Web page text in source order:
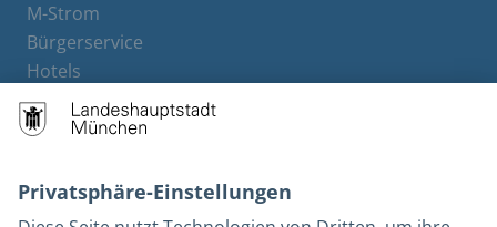
M-Strom
Bürgerservice
Hotels
Barrierefreiheit